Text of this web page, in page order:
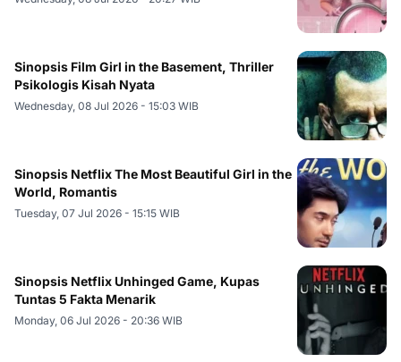
Sinopsis Film Girl in the Basement, Thriller
Psikologis Kisah Nyata
Wednesday, 08 Jul 2026 - 15:03 WIB
Sinopsis Netflix The Most Beautiful Girl in the
World, Romantis
Tuesday, 07 Jul 2026 - 15:15 WIB
Sinopsis Netflix Unhinged Game, Kupas
Tuntas 5 Fakta Menarik
Monday, 06 Jul 2026 - 20:36 WIB